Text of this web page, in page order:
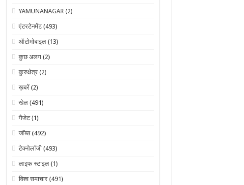
YAMUNANAGAR (2)
एंटरटेनमेंट(493)
ऑटोमोबाइल (13)
कुछ अलग (2)
कुरुक्षेत्र (2)
ख़बरें (2)
खेल (491)
गैजेट(1)
जॉब्स (492)
टेक्नोलॉजी (493)
लाइफ स्टाइल (1)
विश्व समाचार (491)